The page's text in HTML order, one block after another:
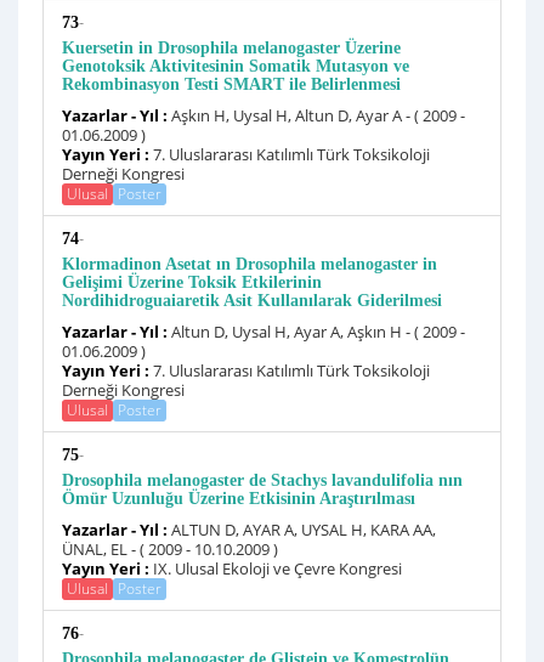
73-
Kuersetin in Drosophila melanogaster Üzerine
Genotoksik Aktivitesinin Somatik Mutasyon ve
Rekombinasyon Testi SMART ile Belirlenmesi
Yazarlar - Yıl : Aşkın H, Uysal H, Altun D, Ayar A - ( 2009 -
01.06.2009 )
Yayın Yeri : 7. Uluslararası Katılımlı Türk Toksikoloji
Derneği Kongresi
Ulusal Poster
74-
Klormadinon Asetat ın Drosophila melanogaster in
Gelişimi Üzerine Toksik Etkilerinin
Nordihidroguaiaretik Asit Kullanılarak Giderilmesi
Yazarlar - Yıl : Altun D, Uysal H, Ayar A, Aşkın H - ( 2009 -
01.06.2009 )
Yayın Yeri : 7. Uluslararası Katılımlı Türk Toksikoloji
Derneği Kongresi
Ulusal Poster
75-
Drosophila melanogaster de Stachys lavandulifolia nın
Ömür Uzunluğu Üzerine Etkisinin Araştırılması
Yazarlar - Yıl : ALTUN D, AYAR A, UYSAL H, KARA AA,
ÜNAL, EL - ( 2009 - 10.10.2009 )
Yayın Yeri : IX. Ulusal Ekoloji ve Çevre Kongresi
Ulusal Poster
76-